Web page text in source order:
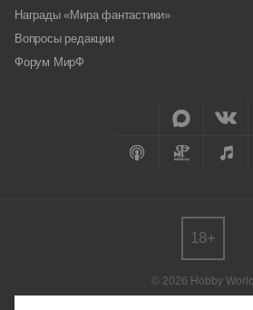
Награды «Мира фантастики»
Вопросы редакции
Форум МирФ
© 2026 Hobby World
18+